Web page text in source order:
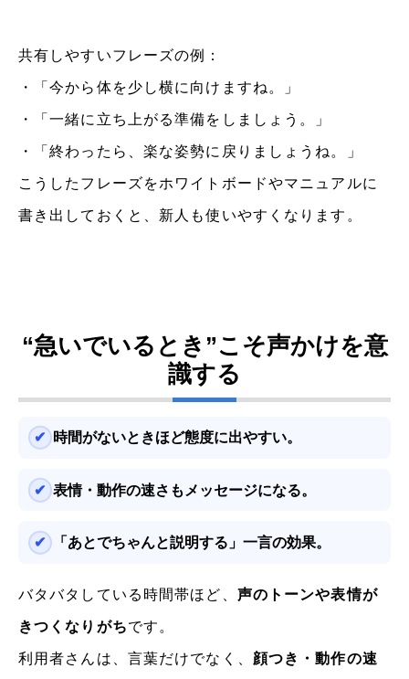
共有しやすいフレーズの例：
・「今から体を少し横に向けますね。」
・「一緒に立ち上がる準備をしましょう。」
・「終わったら、楽な姿勢に戻りましょうね。」
こうしたフレーズをホワイトボードやマニュアルに
書き出しておくと、新人も使いやすくなります。
“急いでいるとき”こそ声かけを意
識する
時間がないときほど態度に出やすい。
表情・動作の速さもメッセージになる。
「あとでちゃんと説明する」一言の効果。
バタバタしている時間帯ほど、 声のトーンや表情が
きつくなりがちです。
利用者さんは、言葉だけでなく、 顔つき・動作の速